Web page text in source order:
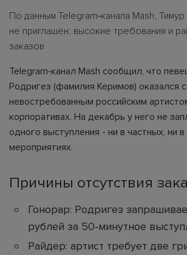
По данным Telegram‑канала Mash,
не приглашён: высокие требования и
заказов
Telegram‑канал Mash сообщил, что
Родригез (фамилия Керимов) оказался
невостребованным российским
корпоративах. На декабрь у него не
одного выступления - ни в частных, ни
мероприятиях.
Причины отсутствия
Гонорар: Родригез
рублей за 50‑минутное
Райдер: артист требует две